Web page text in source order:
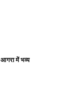
आगरा में भव्य